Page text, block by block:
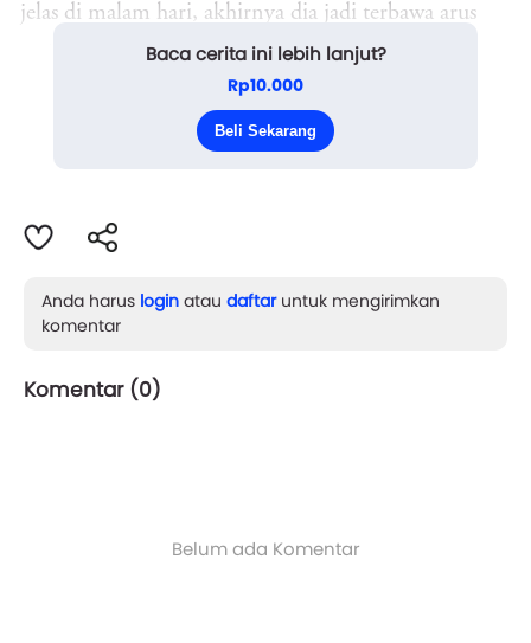
jelas di malam hari, akhirnya dia jadi terbawa arus
Gobloknya, putri malah berbicara sangat jujur
pada laki-laki yang baru dia kenal lewa...
Baca cerita ini lebih lanjut?
Rp10.000
Beli Sekarang
Anda harus login atau daftaruntuk mengirimkan
komentar
Komentar (0)
Belum ada Komentar